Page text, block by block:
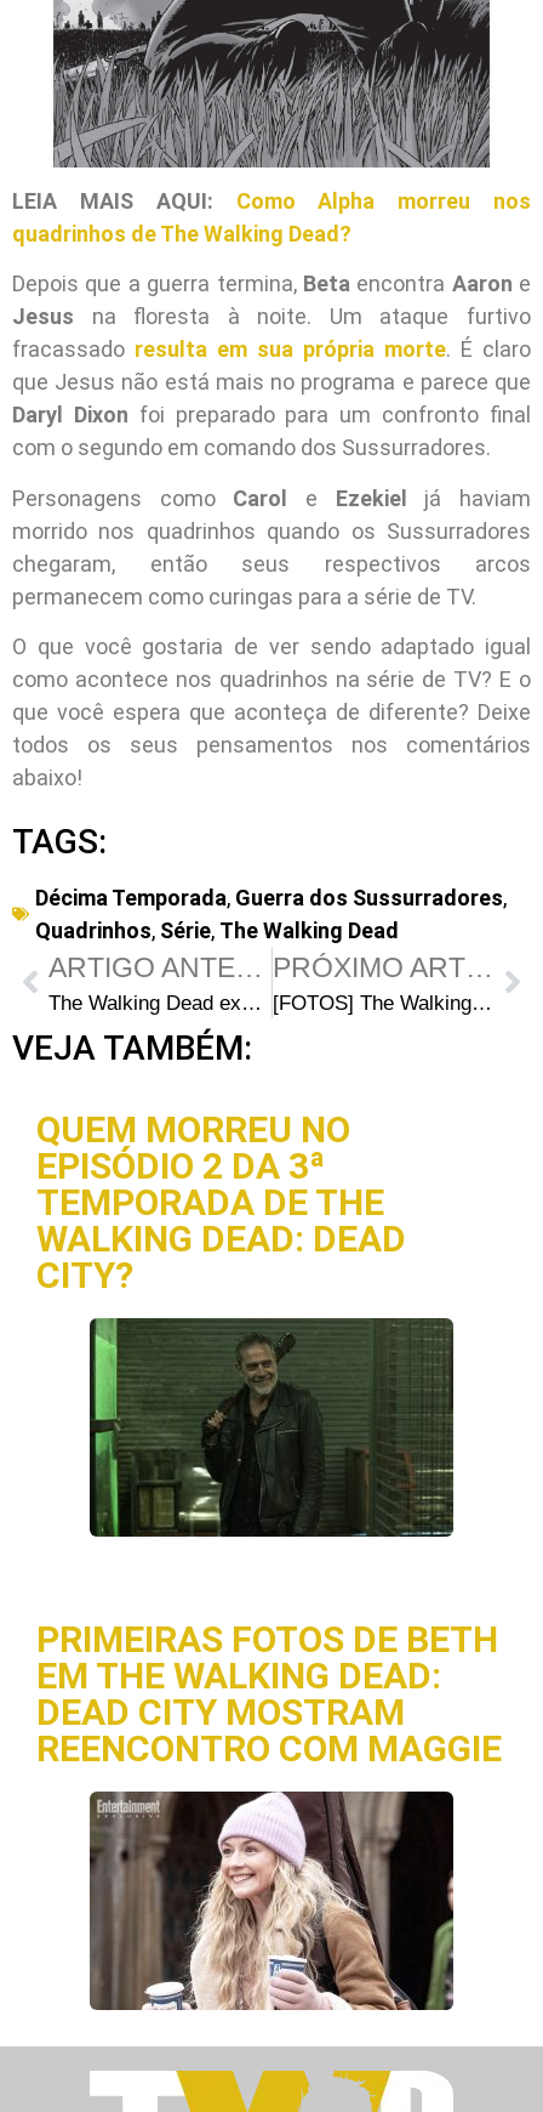
LEIA MAIS AQUI: Como Alpha morreu nos
quadrinhos de The Walking Dead?
Depois que a guerra termina, Betaencontra Aaron e
Jesus na floresta à noite. Um ataque furtivo
fracassado resulta em sua própria morte. É claro
que Jesus não está mais no programa e parece que
Daryl Dixon foi preparado para um confronto final
com o segundo em comando dos Sussurradores.
Personagens como Carol e Ezekiel já haviam
morrido nos quadrinhos quando os Sussurradores
chegaram, então seus respectivos arcos
permanecem como curingas para a série de TV.
O que você gostaria de ver sendo adaptado igual
como acontece nos quadrinhos na série de TV? E o
que você espera que aconteça de diferente? Deixe
todos os seus pensamentos nos comentários
abaixo!
TAGS:
Décima Temporada, Guerra dos Sussurradores,
Quadrinhos, Série, The Walking Dead
ARTIGO ANTERIOR
The Walking Dead explica por que Connie e Magna ainda não podem ser resgatadas
PRÓXIMO ARTIGO
[FOTOS] The Walking Dead 10ª Temporada: Promocionais do episódio 11
VEJA TAMBÉM:
QUEM MORREU NO
EPISÓDIO 2 DA 3ª
TEMPORADA DE THE
WALKING DEAD: DEAD
CITY?
PRIMEIRAS FOTOS DE BETH
EM THE WALKING DEAD:
DEAD CITY MOSTRAM
REENCONTRO COM MAGGIE